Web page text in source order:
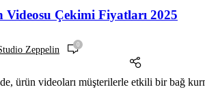
Çekimi Fiyatları 2025
Zeppelin 0
ürün videoları müşterilerle etkili bir bağ